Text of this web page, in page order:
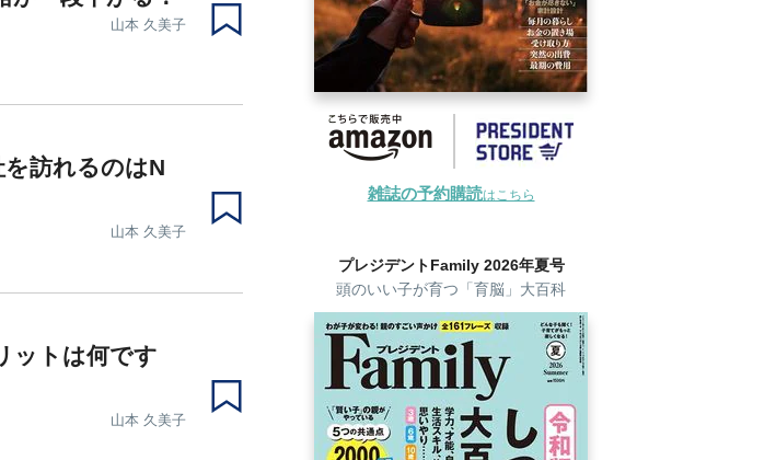
山本 久美子
訪れるのはN
山本 久美子
ットは何です
山本 久美子
雑誌の予約購読はこちら
プレジデントFamily 2026年夏号
頭のいい子が育つ「育脳」大百科